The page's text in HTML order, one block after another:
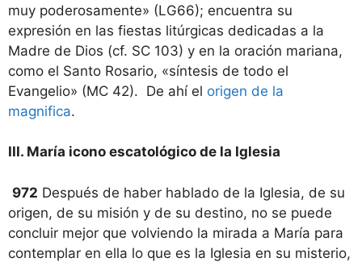
muy poderosamente» (LG66); encuentra su
expresión en las fiestas litúrgicas dedicadas a la
Madre de Dios (cf. SC 103) y en la oración mariana,
como el Santo Rosario, «síntesis de todo el
Evangelio» (MC 42). De ahí el origen de la
magnifica.
III. María icono escatológico de la Iglesia
972 Después de haber hablado de la Iglesia, de su
origen, de su misión y de su destino, no se puede
concluir mejor que volviendo la mirada a María para
contemplar en ella lo que es la Iglesia en su misterio,